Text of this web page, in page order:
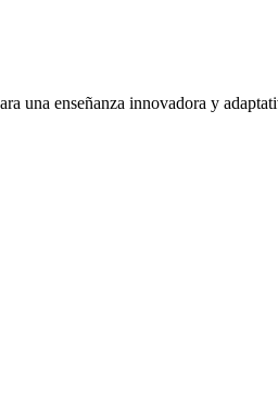
una enseñanza innovadora y